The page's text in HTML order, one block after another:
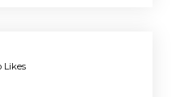
Likes